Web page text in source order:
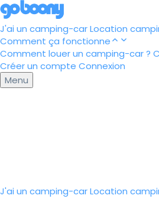
J'ai un camping-carLocation
Comment ça fonctionne
Comment louer un camping-car ?
Créer un compte Connexion
Menu
J'ai un camping-carLocation